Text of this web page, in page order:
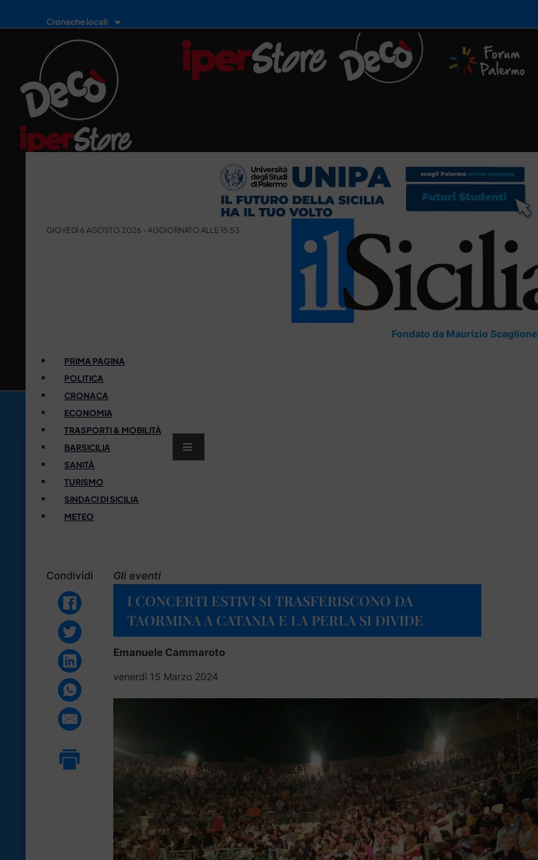
Cronache locali
GIOVEDÌ 6 AGOSTO 2026 - AGGIORNATO ALLE 15:53
Fondato da Maurizio Scaglione
PRIMA PAGINA
POLITICA
CRONACA
ECONOMIA
TRASPORTI & MOBILITÀ
BARSICILIA
SANITÀ
TURISMO
SINDACI DI SICILIA
METEO
Condividi Gli eventi
I CONCERTI ESTIVI SI TRASFERISCONO DA
TAORMINA A CATANIA E LA PERLA SI DIVIDE
Emanuele Cammaroto
venerdì 15 Marzo 2024